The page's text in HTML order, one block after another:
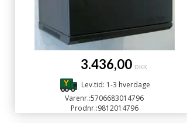
3.436,00 DKK
Lev.tid: 1-3 hverdage
Varenr.:5706683014796
Prodnr.:9812014796